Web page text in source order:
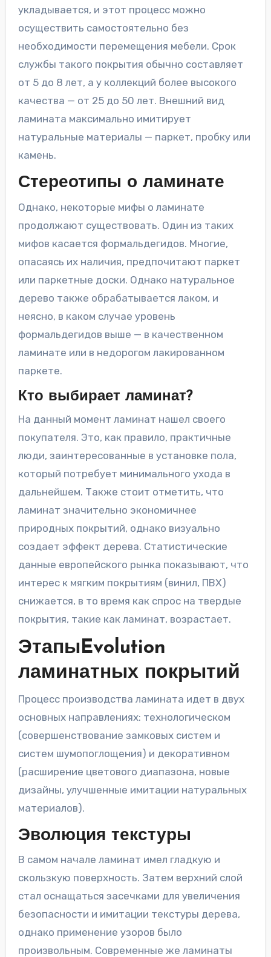
укладывается, и этот процесс можно
осуществить самостоятельно без
необходимости перемещения мебели. Срок
службы такого покрытия обычно составляет
от 5 до 8 лет, а у коллекций более высокого
качества — от 25 до 50 лет. Внешний вид
ламината максимально имитирует
натуральные материалы — паркет, пробку или
камень.
Стереотипы о ламинате
Однако, некоторые мифы о ламинате
продолжают существовать. Один из таких
мифов касается формальдегидов. Многие,
опасаясь их наличия, предпочитают паркет
или паркетные доски. Однако натуральное
дерево также обрабатывается лаком, и
неясно, в каком случае уровень
формальдегидов выше — в качественном
ламинате или в недорогом лакированном
паркете.
Кто выбирает ламинат?
На данный момент ламинат нашел своего
покупателя. Это, как правило, практичные
люди, заинтересованные в установке пола,
который потребует минимального ухода в
дальнейшем. Также стоит отметить, что
ламинат значительно экономичнее
природных покрытий, однако визуально
создает эффект дерева. Статистические
данные европейского рынка показывают, что
интерес к мягким покрытиям (винил, ПВХ)
снижается, в то время как спрос на твердые
покрытия, такие как ламинат, возрастает.
ЭтапыEvolution
ламинатных покрытий
Процесс производства ламината идет в двух
основных направлениях: технологическом
(совершенствование замковых систем и
систем шумопоглощения) и декоративном
(расширение цветового диапазона, новые
дизайны, улучшенные имитации натуральных
материалов).
Эволюция текстуры
В самом начале ламинат имел гладкую и
скользкую поверхность. Затем верхний слой
стал оснащаться засечками для увеличения
безопасности и имитации текстуры дерева,
однако применение узоров было
произвольным. Современные же ламинаты